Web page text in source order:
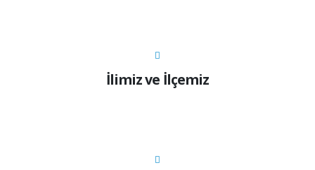
İlimiz ve İlçemiz